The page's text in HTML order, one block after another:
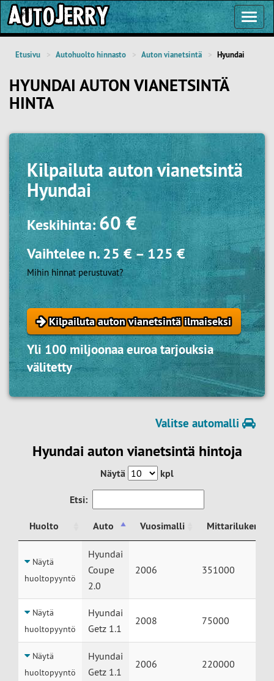
Etusivu Autohuolto hinnasto Auton vianetsintä Hyundai
HYUNDAI AUTON VIANETSINTÄ
HINTA
Kilpailutaauton vianetsintä
Hyundai
Keskihinta:60 €
Vaihtelee n.25 €–125 €
Mihin hinnat perustuvat?
Kilpailuta auton vianetsintä ilmaiseksi
Yli 100 miljoonaa euroa tarjouksia
välitetty
Valitse automalli
Hyundai auton vianetsintä hintoja
Näytä kpl
Etsi:
Huolto Auto Vuosimalli
Mittarilukema
Auto
Näytä
huoltopyyntö
Hyundai
Coupe
2.0
2006 351000
Näytä
huoltopyyntö
Hyundai
Getz 1.1
2008 75000
Näytä
huoltopyyntö
Hyundai
Getz 1.1
2006 220000